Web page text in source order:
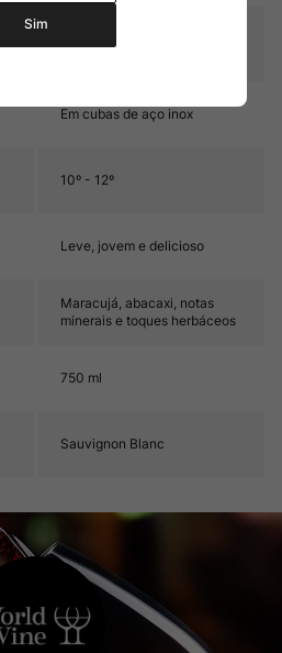
13,0%
Em cubas de aço inox
10º - 12º
Leve, jovem e delicioso
Maracujá, abacaxi, notas
minerais e toques herbáceos
750 ml
Sauvignon Blanc
Sim